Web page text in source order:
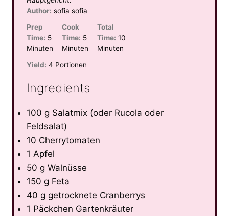
Author: sofia sofia
Prep
Time: 5
Minuten
Cook
Time: 5
Minuten
Total
Time: 10
Minuten
Yield: 4 Portionen
Ingredients
100 g Salatmix (oder Rucola oder
Feldsalat)
10 Cherrytomaten
1 Apfel
50 g Walnüsse
150 g Feta
40 g getrocknete Cranberrys
1 Päckchen Gartenkräuter